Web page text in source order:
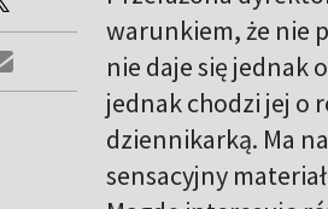
warunkiem, że nie
nie daje się jednak
jednak chodzi jej o
dziennikarką. Ma
sensacyjny